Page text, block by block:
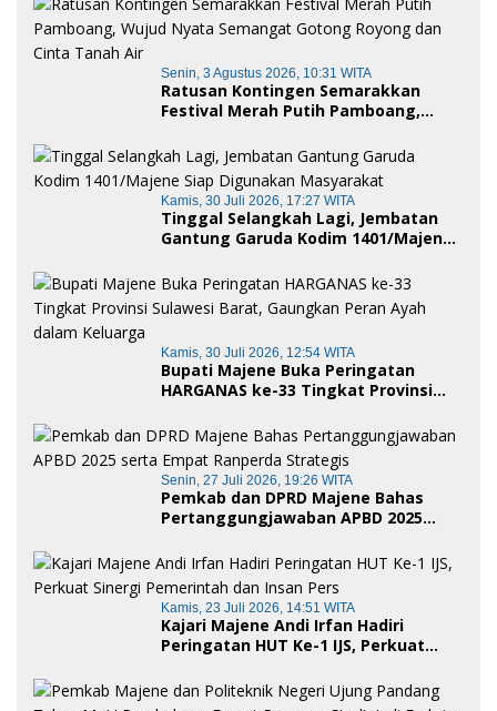
Senin, 3 Agustus 2026, 10:31 WITA
Ratusan Kontingen Semarakkan
Festival Merah Putih Pamboang,
Royong dan Cinta Tanah Air
Kamis, 30 Juli 2026, 17:27 WITA
Tinggal Selangkah Lagi, Jembatan
Gantung Garuda Kodim 1401/Majene
Kamis, 30 Juli 2026, 12:54 WITA
Bupati Majene Buka Peringatan
HARGANAS ke-33 Tingkat Provinsi
Ayah dalam Keluarga
Senin, 27 Juli 2026, 19:26 WITA
Pemkab dan DPRD Majene Bahas
Pertanggungjawaban APBD 2025
Kamis, 23 Juli 2026, 14:51 WITA
Kajari Majene Andi Irfan Hadiri
Peringatan HUT Ke-1 IJS, Perkuat